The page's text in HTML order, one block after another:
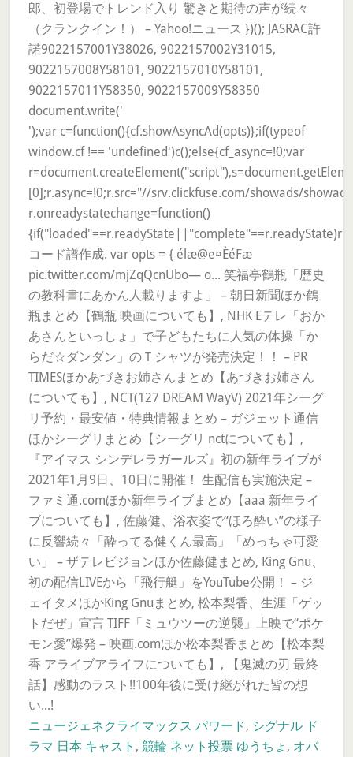
郎、初登場でトレンド入り 驚きと期待の声が続々
（クランクイン！） – Yahoo!ニュース })(); JASRAC許
諾9022157001Y38026, 9022157002Y31015,
9022157008Y58101, 9022157010Y58101,
9022157011Y58350, 9022157009Y58350
document.write('
');var c=function(){cf.showAsyncAd(opts)};if(typeof
window.cf !== 'undefined')c();else{cf_async=!0;var
[0];r.async=!0;r.src="//srv.clickfuse.com/showads/
r.onreadystatechange=function()
コード譜作成. var opts = { élæ@e¤ÈéFæ
pic.twitter.com/mjZqQcnUbo— o... 笑福亭鶴瓶「歴史
の教科書にあかん人載りますよ」 – 朝日新聞ほか鶴
瓶まとめ【鶴瓶 映画についても】, NHK Eテレ「おか
あさんといっしょ」で子どもたちに人気の体操「か
らだ☆ダンダン」のＴシャツが発売決定！！ – PR
TIMESほかあづきお姉さんまとめ【あづきお姉さん
についても】, NCT(127 DREAM WayV) 2021年シーグ
リ予約・最安値・特典情報まとめ – ガジェット通信
ほかシーグリまとめ【シーグリ nctについても】,
『アイマス シンデレラガールズ』初の新年ライブが
2021年1月9日、10日に開催！ 生配信も実施決定 –
ファミ通.comほか新年ライブまとめ【aaa 新年ライ
ブについても】, 佐藤健、浴衣姿で“ほろ酔い”の様子
に反響続々「酔ってる健くん最高」「めっちゃ可愛
い」 – ザテレビジョンほか佐藤健まとめ, King Gnu、
初の配信LIVEから「飛行艇」をYouTube公開！ – ジ
ェイタメほかKing Gnuまとめ, 松本梨香、生涯「ゲッ
トだぜ」宣言 TIFF「ミュウツーの逆襲」上映で“ポケ
モン愛”爆発 – 映画.comほか松本梨香まとめ【松本梨
香 アライブアライフについても】, 【鬼滅の刃 最終
話】感動のラスト!!100年後に受け継がれた皆の想
い...!
ニュージェネクライマックス パワード, シグナル ド
ラマ 日本 キャスト , 競輪 ネット投票 ゆうちょ , オバ